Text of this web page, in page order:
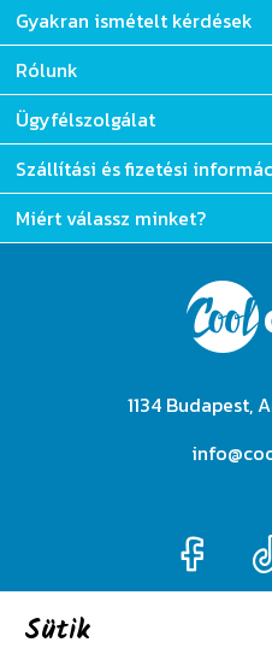
Tervezési segédlet
Gyakran ismételt kérdések
Rólunk
Ügyfélszolgálat
Szállítási és fizetési
1134 Budapest,
Sütik